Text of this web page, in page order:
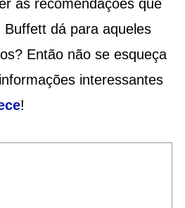
as recomendações que
Buffett dá para aqueles
Então não se esqueça
interessantes
!